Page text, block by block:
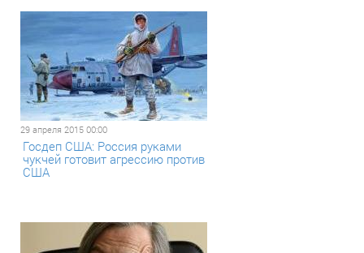
29 апреля 2015 00:00
Госдеп США: Россия руками
чукчей готовит агрессию против
США